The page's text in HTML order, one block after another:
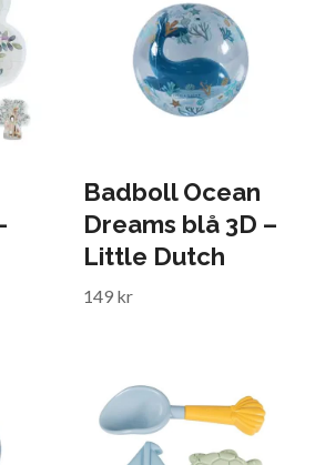
Badboll Ocean
Dreams blå 3D –
Little Dutch
149 kr